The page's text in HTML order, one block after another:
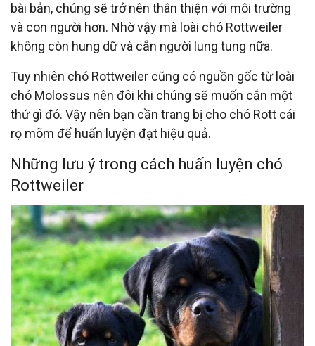
bài bản, chúng sẽ trở nên thân thiện với môi trường
và con người hơn. Nhờ vậy mà loài chó Rottweiler
không còn hung dữ và cắn người lung tung nữa.
Tuy nhiên chó Rottweiler cũng có nguồn gốc từ loài
chó Molossus nên đôi khi chúng sẽ muốn cắn một
thứ gì đó. Vậy nên bạn cần trang bị cho chó Rott cái
rọ mõm để huấn luyện đạt hiệu quả.
Những lưu ý trong cách huấn luyện chó
Rottweiler